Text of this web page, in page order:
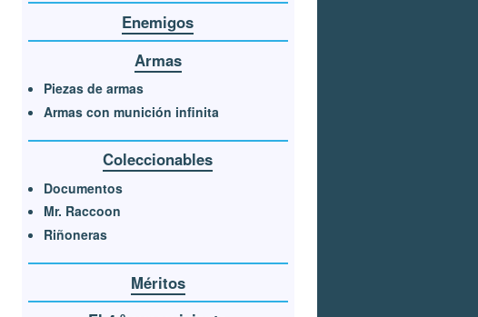
Enemigos
Armas
Piezas de armas
Armas con munición infinita
Coleccionables
Documentos
Mr. Raccoon
Riñoneras
Méritos